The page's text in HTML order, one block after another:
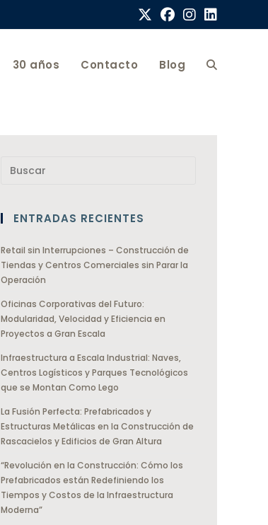
30 años Contacto Blog
ENTRADAS RECIENTES
Retail sin Interrupciones – Construcción de
Tiendas y Centros Comerciales sin Parar la
Operación
Oficinas Corporativas del Futuro:
Modularidad, Velocidad y Eficiencia en
Proyectos a Gran Escala
Infraestructura a Escala Industrial: Naves,
Centros Logísticos y Parques Tecnológicos
que se Montan Como Lego
La Fusión Perfecta: Prefabricados y
Estructuras Metálicas en la Construcción de
Rascacielos y Edificios de Gran Altura
“Revolución en la Construcción: Cómo los
Prefabricados están Redefiniendo los
Tiempos y Costos de la Infraestructura
Moderna”